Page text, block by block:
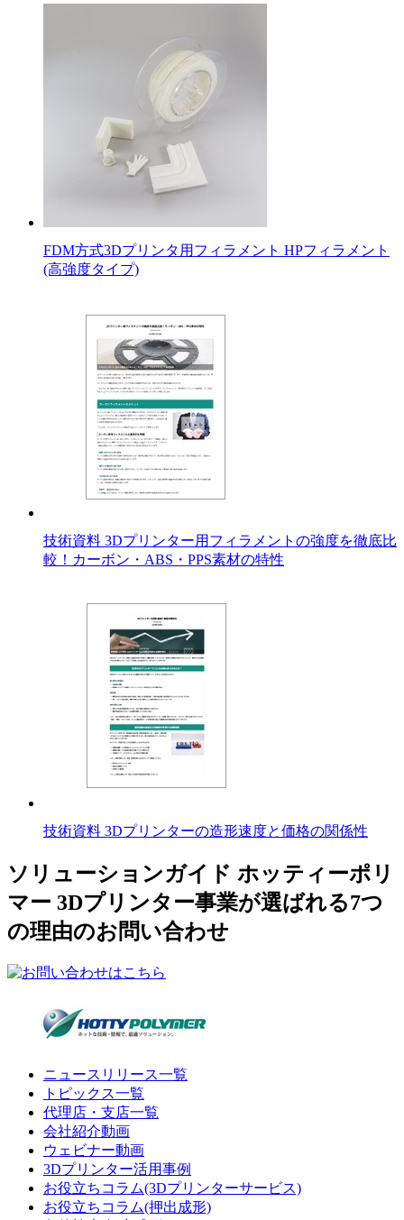
FDM方式3Dプリンタ用フィラメント HPフィラメント
(高強度タイプ)
技術資料 3Dプリンター用フィラメントの強度を徹底比
較！カーボン・ABS・PPS素材の特性
技術資料 3Dプリンターの造形速度と価格の関係性
ソリューションガイド ホッティーポリ
マー 3Dプリンター事業が選ばれる7つ
の理由のお問い合わせ
ニュースリリース一覧
トピックス一覧
代理店・支店一覧
会社紹介動画
ウェビナー動画
3Dプリンター活用事例
お役立ちコラム(3Dプリンターサービス)
お役立ちコラム(押出成形)